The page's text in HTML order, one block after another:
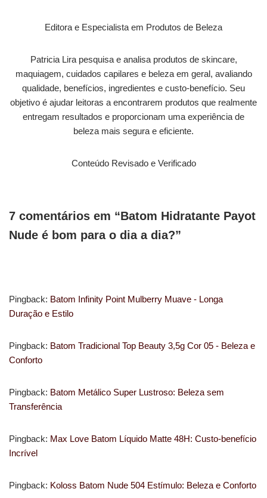
Editora e Especialista em Produtos de Beleza
Patricia Lira pesquisa e analisa produtos de skincare,
maquiagem, cuidados capilares e beleza em geral, avaliando
qualidade, benefícios, ingredientes e custo-benefício. Seu
objetivo é ajudar leitoras a encontrarem produtos que realmente
entregam resultados e proporcionam uma experiência de
beleza mais segura e eficiente.
Conteúdo Revisado e Verificado
7 comentários em “Batom Hidratante Payot
Nude é bom para o dia a dia?”
Pingback: Batom Infinity Point Mulberry Muave - Longa
Duração e Estilo
Pingback: Batom Tradicional Top Beauty 3,5g Cor 05 - Beleza e
Conforto
Pingback: Batom Metálico Super Lustroso: Beleza sem
Transferência
Pingback: Max Love Batom Líquido Matte 48H: Custo-benefício
Incrível
Pingback: Koloss Batom Nude 504 Estímulo: Beleza e Conforto